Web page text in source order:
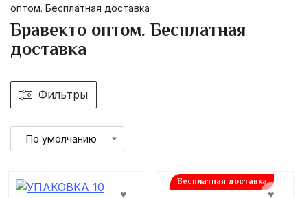
оптом. Бесплатная доставка
Бравекто оптом. Бесплатная
доставка
Фильтры
Бесплатная доставка